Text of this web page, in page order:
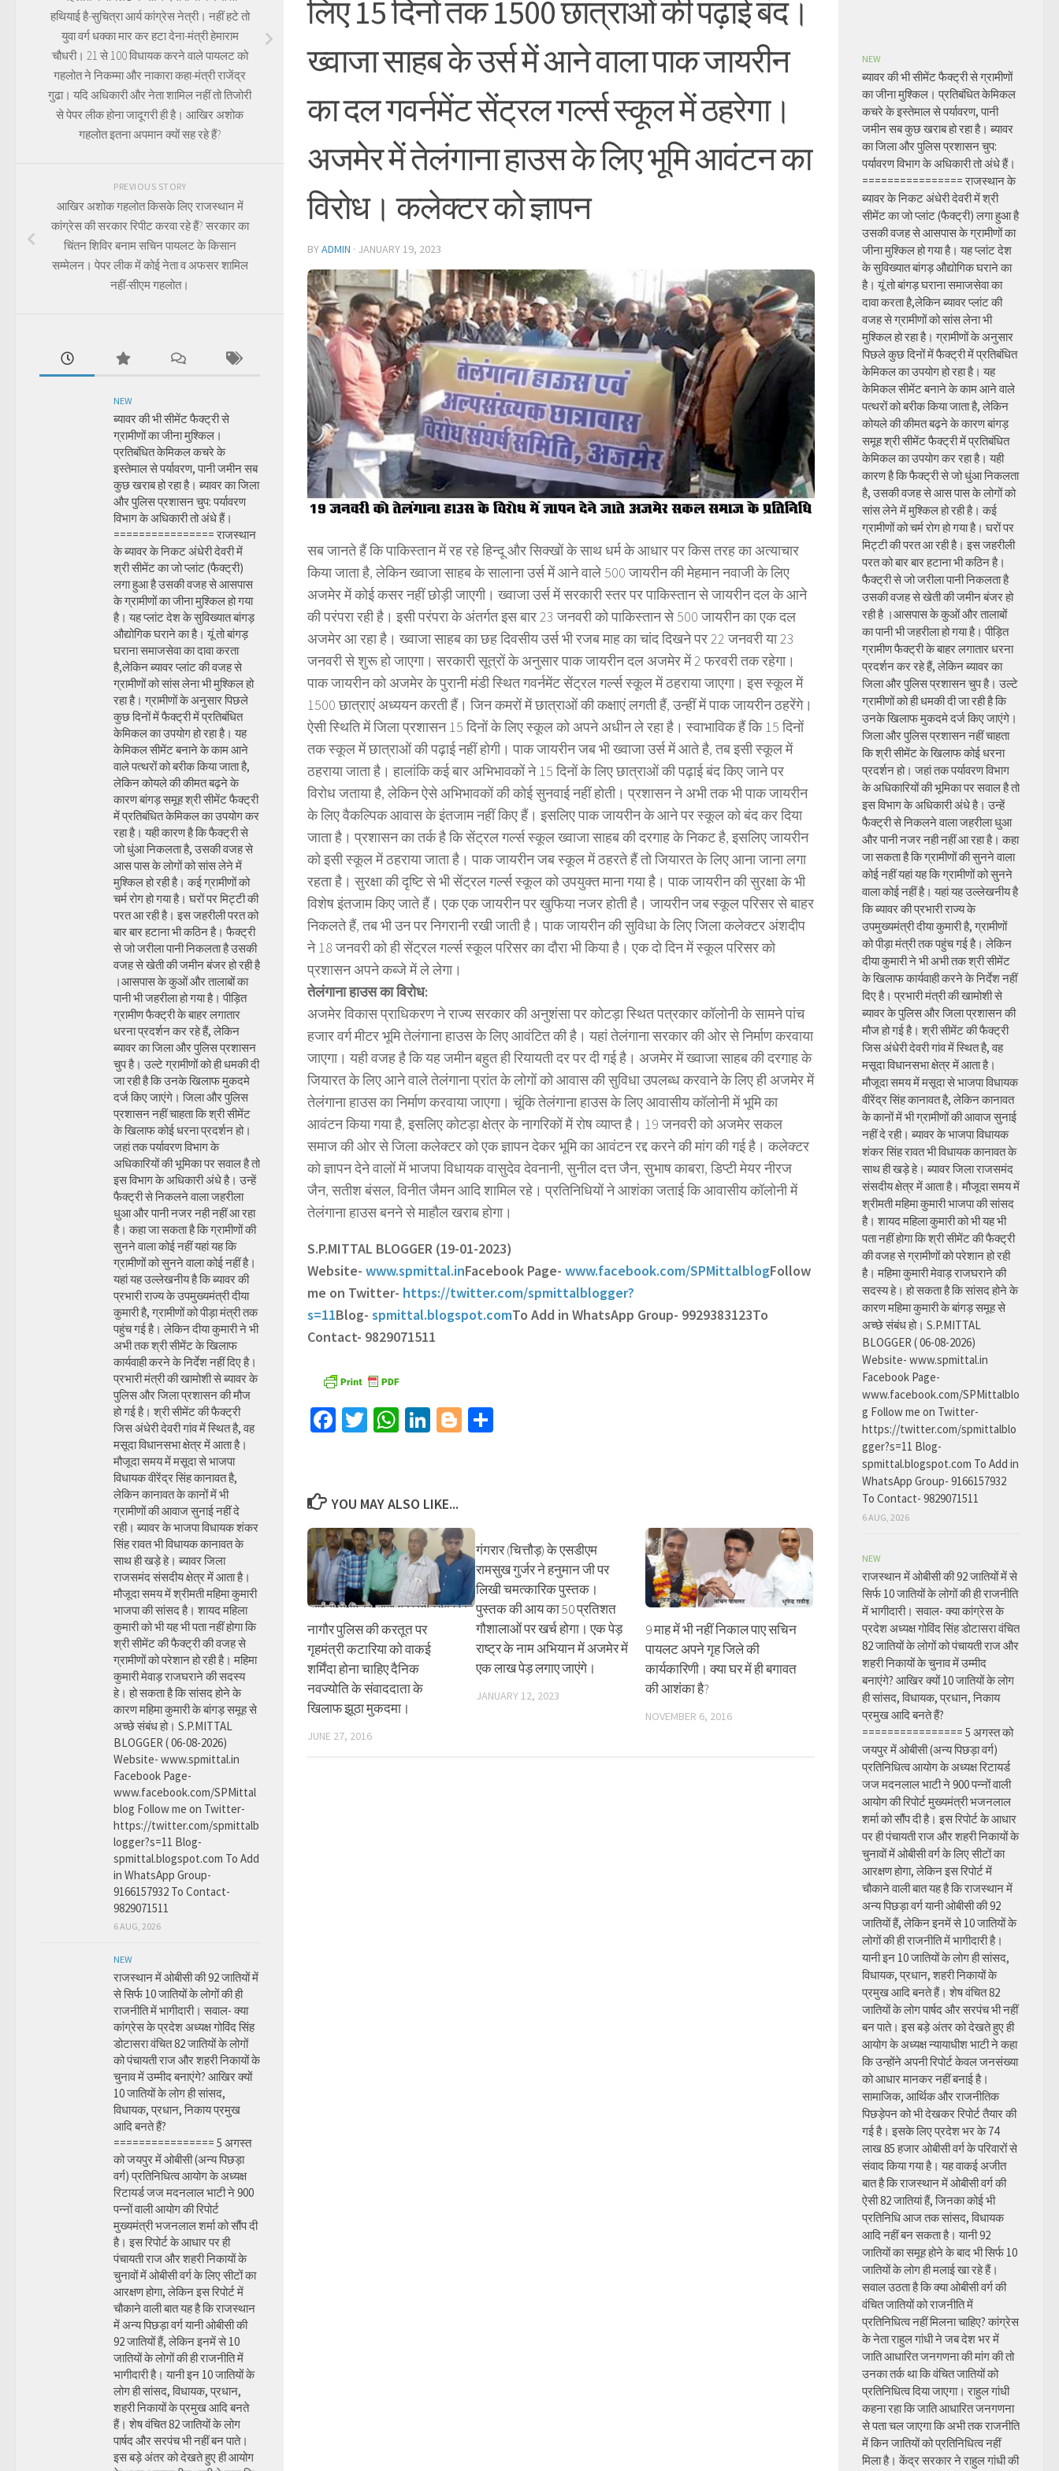
लिए 15 दिनों तक 1500 छात्राओं की पढ़ाई बंद।
ख्वाजा साहब के उर्स में आने वाला पाक जायरीन
का दल गवर्नमेंट सेंट्रल गर्ल्स स्कूल में ठहरेगा।
अजमेर में तेलंगाना हाउस के लिए भूमि आवंटन का
विरोध। कलेक्टर को ज्ञापन
BYADMIN · JANUARY 19, 2023
सब जानते हैं कि पाकिस्तान में रह रहे हिन्दू और सिक्खों के साथ धर्म के आधार पर किस तरह का अत्याचार
किया जाता है, लेकिन ख्वाजा साहब के सालाना उर्स में आने वाले 500 जायरीन की मेहमान नवाजी के लिए
अजमेर में कोई कसर नहीं छोड़ी जाएगी। ख्वाजा उर्स में सरकारी स्तर पर पाकिस्तान से जायरीन दल के आने
की परंपरा रही है। इसी परंपरा के अंतर्गत इस बार 23 जनवरी को पाकिस्तान से 500 जायरीन का एक दल
अजमेर आ रहा है। ख्वाजा साहब का छह दिवसीय उर्स भी रजब माह का चांद दिखने पर 22 जनवरी या 23
जनवरी से शुरू हो जाएगा। सरकारी सूत्रों के अनुसार पाक जायरीन दल अजमेर में 2 फरवरी तक रहेगा।
पाक जायरीन को अजमेर के पुरानी मंडी स्थित गवर्नमेंट सेंट्रल गर्ल्स स्कूल में ठहराया जाएगा। इस स्कूल में
1500 छात्राएं अध्ययन करती हैं। जिन कमरों में छात्राओं की कक्षाएं लगती हैं, उन्हीं में पाक जायरीन ठहरेंगे।
ऐसी स्थिति में जिला प्रशासन 15 दिनों के लिए स्कूल को अपने अधीन ले रहा है। स्वाभाविक हैं कि 15 दिनों
तक स्कूल में छात्राओं की पढ़ाई नहीं होगी। पाक जायरीन जब भी ख्वाजा उर्स में आते है, तब इसी स्कूल में
ठहराया जाता है। हालांकि कई बार अभिभावकों ने 15 दिनों के लिए छात्राओं की पढ़ाई बंद किए जाने पर
विरोध जताया है, लेकिन ऐसे अभिभावकों की कोई सुनवाई नहीं होती। प्रशासन ने अभी तक भी पाक जायरीन
के लिए वैकल्पिक आवास के इंतजाम नहीं किए हैं। इसलिए पाक जायरीन के आने पर स्कूल को बंद कर दिया
जाता है। प्रशासन का तर्क है कि सेंट्रल गर्ल्स स्कूल ख्वाजा साहब की दरगाह के निकट है, इसलिए जायरीन
को इसी स्कूल में ठहराया जाता है। पाक जायरीन जब स्कूल में ठहरते हैं तो जियारत के लिए आना जाना लगा
रहता है। सुरक्षा की दृष्टि से भी सेंट्रल गर्ल्स स्कूल को उपयुक्त माना गया है। पाक जायरीन की सुरक्षा के भी
विशेष इंतजाम किए जाते हैं। एक एक जायरीन पर खुफिया नजर होती है। जायरीन जब स्कूल परिसर से बाहर
निकलते हैं, तब भी उन पर निगरानी रखी जाती है। पाक जायरीन की सुविधा के लिए जिला कलेक्टर अंशदीप
ने 18 जनवरी को ही सेंट्रल गर्ल्स स्कूल परिसर का दौरा भी किया है। एक दो दिन में स्कूल परिसर को
प्रशासन अपने कब्जे में ले लेगा।
तेलंगाना हाउस का विरोध:
अजमेर विकास प्राधिकरण ने राज्य सरकार की अनुशंसा पर कोटड़ा स्थित पत्रकार कॉलोनी के सामने पांच
हजार वर्ग मीटर भूमि तेलंगाना हाउस के लिए आवंटित की है। यहां तेलंगाना सरकार की ओर से निर्माण करवाया
जाएगा। यही वजह है कि यह जमीन बहुत ही रियायती दर पर दी गई है। अजमेर में ख्वाजा साहब की दरगाह के
जियारत के लिए आने वाले तेलंगाना प्रांत के लोगों को आवास की सुविधा उपलब्ध करवाने के लिए ही अजमेर में
तेलंगाना हाउस का निर्माण करवाया जाएगा। चूंकि तेलंगाना हाउस के लिए आवासीय कॉलोनी में भूमि का
आवंटन किया गया है, इसलिए कोटड़ा क्षेत्र के नागरिकों में रोष व्याप्त है। 19 जनवरी को अजमेर सकल
समाज की ओर से जिला कलेक्टर को एक ज्ञापन देकर भूमि का आवंटन रद्द करने की मांग की गई है। कलेक्टर
को ज्ञापन देने वालों में भाजपा विधायक वासुदेव देवनानी, सुनील दत्त जैन, सुभाष काबरा, डिप्टी मेयर नीरज
जैन, सतीश बंसल, विनीत जैमन आदि शामिल रहे। प्रतिनिधियों ने आशंका जताई कि आवासीय कॉलोनी में
तेलंगाना हाउस बनने से माहौल खराब होगा।
S.P.MITTAL BLOGGER (19-01-2023)
Website- www.spmittal.inFacebook Page- www.facebook.com/SPMittalblogFollow
me on Twitter- https://twitter.com/spmittalblogger?
s=11Blog- spmittal.blogspot.comTo Add in WhatsApp Group- 9929383123To
Contact- 9829071511
Facebook
TwitterWhatsApp
LinkedIn
Blogger
YOU MAY ALSO LIKE...
नागौर पुलिस की करतूत पर
गृहमंत्री कटारिया को वाकई
शर्मिंदा होना चाहिए दैनिक
नवज्योति के संवाददाता के
खिलाफ झूठा मुकदमा।
JUNE 27, 2016
गंगरार (चित्तौड़) के एसडीएम
रामसुख गुर्जर ने हनुमान जी पर
लिखी चमत्कारिक पुस्तक।
पुस्तक की आय का 50 प्रतिशत
गौशालाओं पर खर्च होगा। एक पेड़
राष्ट्र के नाम अभियान में अजमेर में
एक लाख पेड़ लगाए जाएंगे।
JANUARY 12, 2023
9 माह में भी नहीं निकाल पाए सचिन
पायलट अपने गृह जिले की
कार्यकारिणी। क्या घर में ही बगावत
की आशंका है?
NOVEMBER 6, 2016
हथियाई है-सुचित्रा आर्य कांग्रेस नेत्री। नहीं हटे तो
युवा वर्ग धक्का मार कर हटा देना-मंत्री हेमाराम
चौधरी। 21 से 100 विधायक करने वाले पायलट को
गहलोत ने निकम्मा और नाकारा कहा-मंत्री राजेंद्र
गुढा। यदि अधिकारी और नेता शामिल नहीं तो तिजोरी
से पेपर लीक होना जादूगरी ही है। आखिर अशोक
गहलोत इतना अपमान क्यों सह रहे हैं?
PREVIOUS STORY
आखिर अशोक गहलोत किसके लिए राजस्थान में
कांग्रेस की सरकार रिपीट करवा रहे हैं? सरकार का
चिंतन शिविर बनाम सचिन पायलट के किसान
सम्मेलन। पेपर लीक में कोई नेता व अफसर शामिल
नहीं-सीएम गहलोत।
NEW
ब्यावर की भी सीमेंट फैक्ट्री से
ग्रामीणों का जीना मुश्किल।
प्रतिबंधित केमिकल कचरे के
इस्तेमाल से पर्यावरण, पानी जमीन सब
कुछ खराब हो रहा है। ब्यावर का जिला
और पुलिस प्रशासन चुप: पर्यावरण
विभाग के अधिकारी तो अंधे हैं।
================ राजस्थान
के ब्यावर के निकट अंधेरी देवरी में
श्री सीमेंट का जो प्लांट (फैक्ट्री)
लगा हुआ है उसकी वजह से आसपास
के ग्रामीणों का जीना मुश्किल हो गया
है। यह प्लांट देश के सुविख्यात बांगड़
औद्योगिक घराने का है। यूं तो बांगड़
घराना समाजसेवा का दावा करता
है,लेकिन ब्यावर प्लांट की वजह से
ग्रामीणों को सांस लेना भी मुश्किल हो
रहा है। ग्रामीणों के अनुसार पिछले
कुछ दिनों में फैक्ट्री में प्रतिबंधित
केमिकल का उपयोग हो रहा है। यह
केमिकल सीमेंट बनाने के काम आने
वाले पत्थरों को बरीक किया जाता है,
लेकिन कोयले की कीमत बढ़ने के
कारण बांगड़ समूह श्री सीमेंट फैक्ट्री
में प्रतिबंधित केमिकल का उपयोग कर
रहा है। यही कारण है कि फैक्ट्री से
जो धुंआ निकलता है, उसकी वजह से
आस पास के लोगों को सांस लेने में
मुश्किल हो रही है। कई ग्रामीणों को
चर्म रोग हो गया है। घरों पर मिट्टी की
परत आ रही है। इस जहरीली परत को
बार बार हटाना भी कठिन है। फैक्ट्री
से जो जरीला पानी निकलता है उसकी
वजह से खेती की जमीन बंजर हो रही है
।आसपास के कुओं और तालाबों का
पानी भी जहरीला हो गया है। पीड़ित
ग्रामीण फैक्ट्री के बाहर लगातार
धरना प्रदर्शन कर रहे हैं, लेकिन
ब्यावर का जिला और पुलिस प्रशासन
चुप है। उल्टे ग्रामीणों को ही धमकी दी
जा रही है कि उनके खिलाफ मुकदमे
दर्ज किए जाएंगे। जिला और पुलिस
प्रशासन नहीं चाहता कि श्री सीमेंट
के खिलाफ कोई धरना प्रदर्शन हो।
जहां तक पर्यावरण विभाग के
अधिकारियों की भूमिका पर सवाल है तो
इस विभाग के अधिकारी अंधे है। उन्हें
फैक्ट्री से निकलने वाला जहरीला
धुआ और पानी नजर नही नहीं आ रहा
है। कहा जा सकता है कि ग्रामीणों की
सुनने वाला कोई नहीं यहां यह कि
ग्रामीणों को सुनने वाला कोई नहीं है।
यहां यह उल्लेखनीय है कि ब्यावर की
प्रभारी राज्य के उपमुख्यमंत्री दीया
कुमारी है, ग्रामीणों को पीड़ा मंत्री तक
पहुंच गई है। लेकिन दीया कुमारी ने भी
अभी तक श्री सीमेंट के खिलाफ
कार्यवाही करने के निर्देश नहीं दिए है।
प्रभारी मंत्री की खामोशी से ब्यावर के
पुलिस और जिला प्रशासन की मौज
हो गई है। श्री सीमेंट की फैक्ट्री
जिस अंधेरी देवरी गांव में स्थित है, वह
मसूदा विधानसभा क्षेत्र में आता है।
मौजूदा समय में मसूदा से भाजपा
विधायक वीरेंद्र सिंह कानावत है,
लेकिन कानावत के कानों में भी
ग्रामीणों की आवाज सुनाई नहीं दे
रही। ब्यावर के भाजपा विधायक शंकर
सिंह रावत भी विधायक कानावत के
साथ ही खड़े हे। ब्यावर जिला
राजसमंद संसदीय क्षेत्र में आता है।
मौजूदा समय में श्रीमती महिमा कुमारी
भाजपा की सांसद है। शायद महिला
कुमारी को भी यह भी पता नहीं होगा कि
श्री सीमेंट की फैक्ट्री की वजह से
ग्रामीणों को परेशान हो रही है। महिमा
कुमारी मेवाड़ राजघराने की सदस्य
हे। हो सकता है कि सांसद होने के
कारण महिमा कुमारी के बांगड़ समूह से
अच्छे संबंध हो। S.P.MITTAL
BLOGGER ( 06-08-2026)
Website- www.spmittal.in
Facebook Page-
www.facebook.com/SPMittal
blog Follow me on Twitter-
https://twitter.com/spmittalb
logger?s=11 Blog-
spmittal.blogspot.com To Add
in WhatsApp Group-
9166157932 To Contact-
9829071511
6 AUG, 2026
NEW
राजस्थान में ओबीसी की 92 जातियों में
से सिर्फ 10 जातियों के लोगों की ही
राजनीति में भागीदारी। सवाल- क्या
कांग्रेस के प्रदेश अध्यक्ष गोविंद सिंह
डोटासरा वंचित 82 जातियों के लोगों
को पंचायती राज और शहरी निकायों के
चुनाव में उम्मीद बनाएंगे? आखिर क्यों
10 जातियों के लोग ही सांसद,
विधायक, प्रधान, निकाय प्रमुख
आदि बनते हैं?
================ 5 अगस्त
को जयपुर में ओबीसी (अन्य पिछड़ा
वर्ग) प्रतिनिधित्व आयोग के अध्यक्ष
रिटायर्ड जज मदनलाल भाटी ने 900
पन्नों वाली आयोग की रिपोर्ट
मुख्यमंत्री भजनलाल शर्मा को सौंप दी
है। इस रिपोर्ट के आधार पर ही
पंचायती राज और शहरी निकायों के
चुनावों में ओबीसी वर्ग के लिए सीटों का
आरक्षण होगा, लेकिन इस रिपोर्ट में
चौकाने वाली बात यह है कि राजस्थान
में अन्य पिछड़ा वर्ग यानी ओबीसी की
92 जातियों हैं, लेकिन इनमें से 10
जातियों के लोगों की ही राजनीति में
भागीदारी है। यानी इन 10 जातियों के
लोग ही सांसद, विधायक, प्रधान,
शहरी निकायों के प्रमुख आदि बनते
हैं। शेष वंचित 82 जातियों के लोग
पार्षद और सरपंच भी नहीं बन पाते।
इस बड़े अंतर को देखते हुए ही आयोग
NEW
ब्यावर की भी सीमेंट फैक्ट्री से ग्रामीणों
का जीना मुश्किल। प्रतिबंधित केमिकल
कचरे के इस्तेमाल से पर्यावरण, पानी
जमीन सब कुछ खराब हो रहा है। ब्यावर
का जिला और पुलिस प्रशासन चुप:
पर्यावरण विभाग के अधिकारी तो अंधे हैं।
================ राजस्थान के
ब्यावर के निकट अंधेरी देवरी में श्री
सीमेंट का जो प्लांट (फैक्ट्री) लगा हुआ है
उसकी वजह से आसपास के ग्रामीणों का
जीना मुश्किल हो गया है। यह प्लांट देश
के सुविख्यात बांगड़ औद्योगिक घराने का
है। यूं तो बांगड़ घराना समाजसेवा का
दावा करता है,लेकिन ब्यावर प्लांट की
वजह से ग्रामीणों को सांस लेना भी
मुश्किल हो रहा है। ग्रामीणों के अनुसार
पिछले कुछ दिनों में फैक्ट्री में प्रतिबंधित
केमिकल का उपयोग हो रहा है। यह
केमिकल सीमेंट बनाने के काम आने वाले
पत्थरों को बरीक किया जाता है, लेकिन
कोयले की कीमत बढ़ने के कारण बांगड़
समूह श्री सीमेंट फैक्ट्री में प्रतिबंधित
केमिकल का उपयोग कर रहा है। यही
कारण है कि फैक्ट्री से जो धुंआ निकलता
है, उसकी वजह से आस पास के लोगों को
सांस लेने में मुश्किल हो रही है। कई
ग्रामीणों को चर्म रोग हो गया है। घरों पर
मिट्टी की परत आ रही है। इस जहरीली
परत को बार बार हटाना भी कठिन है।
फैक्ट्री से जो जरीला पानी निकलता है
उसकी वजह से खेती की जमीन बंजर हो
रही है ।आसपास के कुओं और तालाबों
का पानी भी जहरीला हो गया है। पीड़ित
ग्रामीण फैक्ट्री के बाहर लगातार धरना
प्रदर्शन कर रहे हैं, लेकिन ब्यावर का
जिला और पुलिस प्रशासन चुप है। उल्टे
ग्रामीणों को ही धमकी दी जा रही है कि
उनके खिलाफ मुकदमे दर्ज किए जाएंगे।
जिला और पुलिस प्रशासन नहीं चाहता
कि श्री सीमेंट के खिलाफ कोई धरना
प्रदर्शन हो। जहां तक पर्यावरण विभाग
के अधिकारियों की भूमिका पर सवाल है तो
इस विभाग के अधिकारी अंधे है। उन्हें
फैक्ट्री से निकलने वाला जहरीला धुआ
और पानी नजर नही नहीं आ रहा है। कहा
जा सकता है कि ग्रामीणों की सुनने वाला
कोई नहीं यहां यह कि ग्रामीणों को सुनने
वाला कोई नहीं है। यहां यह उल्लेखनीय है
कि ब्यावर की प्रभारी राज्य के
उपमुख्यमंत्री दीया कुमारी है, ग्रामीणों
को पीड़ा मंत्री तक पहुंच गई है। लेकिन
दीया कुमारी ने भी अभी तक श्री सीमेंट
के खिलाफ कार्यवाही करने के निर्देश नहीं
दिए है। प्रभारी मंत्री की खामोशी से
ब्यावर के पुलिस और जिला प्रशासन की
मौज हो गई है। श्री सीमेंट की फैक्ट्री
जिस अंधेरी देवरी गांव में स्थित है, वह
मसूदा विधानसभा क्षेत्र में आता है।
मौजूदा समय में मसूदा से भाजपा विधायक
वीरेंद्र सिंह कानावत है, लेकिन कानावत
के कानों में भी ग्रामीणों की आवाज सुनाई
नहीं दे रही। ब्यावर के भाजपा विधायक
शंकर सिंह रावत भी विधायक कानावत के
साथ ही खड़े हे। ब्यावर जिला राजसमंद
संसदीय क्षेत्र में आता है। मौजूदा समय में
श्रीमती महिमा कुमारी भाजपा की सांसद
है। शायद महिला कुमारी को भी यह भी
पता नहीं होगा कि श्री सीमेंट की फैक्ट्री
की वजह से ग्रामीणों को परेशान हो रही
है। महिमा कुमारी मेवाड़ राजघराने की
सदस्य हे। हो सकता है कि सांसद होने के
कारण महिमा कुमारी के बांगड़ समूह से
अच्छे संबंध हो। S.P.MITTAL
BLOGGER ( 06-08-2026)
Website- www.spmittal.in
Facebook Page-
www.facebook.com/SPMittalblo
g Follow me on Twitter-
https://twitter.com/spmittalblo
gger?s=11 Blog-
spmittal.blogspot.com To Add in
WhatsApp Group- 9166157932
To Contact- 9829071511
6 AUG, 2026
NEW
राजस्थान में ओबीसी की 92 जातियों में से
सिर्फ 10 जातियों के लोगों की ही राजनीति
में भागीदारी। सवाल- क्या कांग्रेस के
प्रदेश अध्यक्ष गोविंद सिंह डोटासरा वंचित
82 जातियों के लोगों को पंचायती राज और
शहरी निकायों के चुनाव में उम्मीद
बनाएंगे? आखिर क्यों 10 जातियों के लोग
ही सांसद, विधायक, प्रधान, निकाय
प्रमुख आदि बनते हैं?
================ 5 अगस्त को
जयपुर में ओबीसी (अन्य पिछड़ा वर्ग)
प्रतिनिधित्व आयोग के अध्यक्ष रिटायर्ड
जज मदनलाल भाटी ने 900 पन्नों वाली
आयोग की रिपोर्ट मुख्यमंत्री भजनलाल
शर्मा को सौंप दी है। इस रिपोर्ट के आधार
पर ही पंचायती राज और शहरी निकायों के
चुनावों में ओबीसी वर्ग के लिए सीटों का
आरक्षण होगा, लेकिन इस रिपोर्ट में
चौकाने वाली बात यह है कि राजस्थान में
अन्य पिछड़ा वर्ग यानी ओबीसी की 92
जातियों हैं, लेकिन इनमें से 10 जातियों के
लोगों की ही राजनीति में भागीदारी है।
यानी इन 10 जातियों के लोग ही सांसद,
विधायक, प्रधान, शहरी निकायों के
प्रमुख आदि बनते हैं। शेष वंचित 82
जातियों के लोग पार्षद और सरपंच भी नहीं
बन पाते। इस बड़े अंतर को देखते हुए ही
आयोग के अध्यक्ष न्यायाधीश भाटी ने कहा
कि उन्होंने अपनी रिपोर्ट केवल जनसंख्या
को आधार मानकर नहीं बनाई है।
सामाजिक, आर्थिक और राजनीतिक
पिछड़ेपन को भी देखकर रिपोर्ट तैयार की
गई है। इसके लिए प्रदेश भर के 74
लाख 85 हजार ओबीसी वर्ग के परिवारों से
संवाद किया गया है। यह वाकई अजीत
बात है कि राजस्थान में ओबीसी वर्ग की
ऐसी 82 जातियां हैं, जिनका कोई भी
प्रतिनिधि आज तक सांसद, विधायक
आदि नहीं बन सकता है। यानी 92
जातियों का समूह होने के बाद भी सिर्फ 10
जातियों के लोग ही मलाई खा रहे हैं।
सवाल उठता है कि क्या ओबीसी वर्ग की
वंचित जातियों को राजनीति में
प्रतिनिधित्व नहीं मिलना चाहिए? कांग्रेस
के नेता राहुल गांधी ने जब देश भर में
जाति आधारित जनगणना की मांग की तो
उनका तर्क था कि वंचित जातियों को
प्रतिनिधित्व दिया जाएगा। राहुल गांधी
कहना रहा कि जाति आधारित जनगणना
से पता चल जाएगा कि अभी तक राजनीति
में किन जातियों को प्रतिनिधित्व नहीं
मिला है। केंद्र सरकार ने राहुल गांधी की